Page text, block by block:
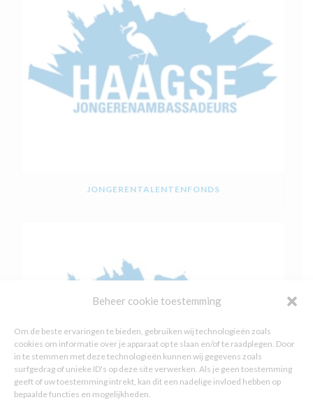
Beheer cookie toestemming
Om de beste ervaringen te bieden, gebruiken wij technologieën zoals
cookies om informatie over je apparaat op te slaan en/of te raadplegen. Door
in te stemmen met deze technologieën kunnen wij gegevens zoals
surfgedrag of unieke ID's op deze site verwerken. Als je geen toestemming
geeft of uw toestemming intrekt, kan dit een nadelige invloed hebben op
bepaalde functies en mogelijkheden.
JONGERENTALENTENFONDS